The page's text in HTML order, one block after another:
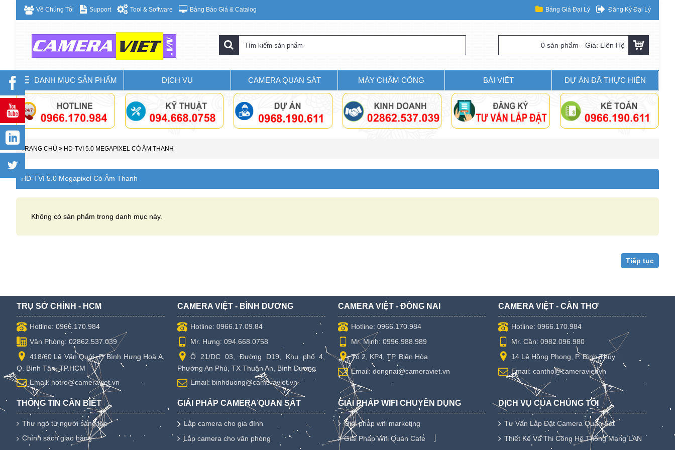
Về Chúng Tôi Support Tool & Software Bảng Báo Giá & Catalog Bảng Giá Đại Lý Đăng Ký Đại Lý
0 sản phẩm - Giá: Liên Hệ
DANH MỤC SẢN PHẨM DỊCH VỤ CAMERA QUAN SÁT MÁY CHẤM CÔNG BÀI VIẾT DỰ ÁN ĐÃ THỰC HIỆN
TRANG CHỦ » HD-TVI 5.0 MEGAPIXEL CÓ ÂM THANH
HD-TVI 5.0 Megapixel Có Âm Thanh
Không có sản phẩm trong danh mục này.
Tiếp tục
TRỤ SỞ CHÍNH - HCM
Hotline: 0966.170.984
Văn Phòng: 02862.537.039
418/60 Lê Văn Quới, P. Bình Hưng Hoà A,
Q. Bình Tân, TP.HCM
Email: hotro@cameraviet.vn
CAMERA VIỆT - BÌNH DƯƠNG
Hotline: 0966.17.09.84
Mr. Hưng: 094.668.0758
Ô 21/DC 03, Đường D19, Khu phố 4,
Phường An Phú, TX Thuận An, Bình Dương
Email: binhduong@cameraviet.vn
CAMERA VIỆT - ĐỒNG NAI
Hotline: 0966.170.984
Mr. Minh: 0996.988.989
Tổ 2, KP4, TP. Biên Hòa
Email: dongnai@cameraviet.vn
CAMERA VIỆT - CẦN THƠ
Hotline: 0966.170.984
Mr. Cần: 0982.096.980
14 Lê Hồng Phong, P. Bình Thủy
Email: cantho@cameraviet.vn
THÔNG TIN CẦN BIẾT
Thư ngỏ từ người sáng lập
Chính sách giao hàng
GIẢI PHÁP CAMERA QUAN SÁT
Lắp camera cho gia đình
Lắp camera cho văn phòng
GIẢI PHÁP WIFI CHUYÊN DỤNG
Giải pháp wifi marketing
Giải Pháp Wifi Quán Cafe
DỊCH VỤ CỦA CHÚNG TÔI
Tư Vấn Lắp Đặt Camera Quan Sát
Thiết Kế Và Thi Công Hệ Thống Mạng LAN